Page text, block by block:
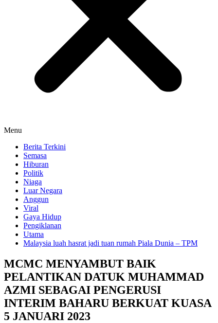
Menu
Berita Terkini
Semasa
Hiburan
Politik
Niaga
Luar Negara
Anggun
Viral
Gaya Hidup
Pengiklanan
Utama
Malaysia luah hasrat jadi tuan rumah Piala Dunia – TPM
MCMC MENYAMBUT BAIK
PELANTIKAN DATUK MUHAMMAD
AZMI SEBAGAI PENGERUSI
INTERIM BAHARU BERKUAT KUASA
5 JANUARI 2023